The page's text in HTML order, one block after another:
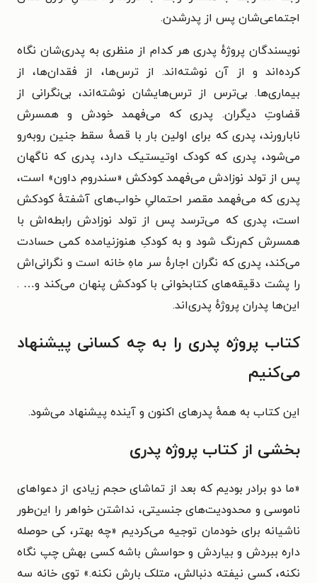
اجتماعی‌شان پس از پدرشدن.
نویسندگان پروژه‌ٔ پدری هر کدام از منظری به پدری‌شان نگاه
کرده‌اند و از آن نوشته‌اند. از ترس‌ها، از فقدان‌ها، از
بیماری‌ها. بی‌ترس از ترس‌هایشان نوشته‌اند، بی‌نگرانی از
قضاوتِ دیگران. پدری که می‌فهمد خودش و همسرش
نابارورند، پدری که برای اولین بار با قصه‌ٔ سقط جنین روبه‌رو
می‌شود، پدری که کودک اوتیستیک دارد، پدری که ناگهان
پس از تولد نوزادش می‌فهمد کودکش «سندروم داون» است،
پدری که می‌فهمد مقصر احتمالیِ خواب‌های آشفته‌ٔ کودکش
است، پدری که می‌ترسد پس از تولد نوزادش رابطه‌اش با
همسرش کم‌رنگ شود و به کودکِ هنوزنیامده کمی حسادت
می‌کند، پدری که نگران اجاره‌ٔ سر ماهِ خانه است و نگرانی‌اش
را پشت دقیقه‌های کتابخوانی با کودکش پنهان می‌کند و… .
این‌ها پدران پروژه‌ٔ پدری‌اند.
کتاب پروژه پدری را به چه کسانی پیشنهاد
می‌کنیم
این کتاب به همهٔ پدرهای اکنون و آینده پیشنهاد می‌شود.
بخشی از کتاب پروژه پدری
«ما دو برادر بودیم که بعد از تماشای حجم زیادی از دعواهای
ناموسی و محدودیت‌های جنسیتی، نداشتن خواهر را این‌طور
ناشیانه برای خودمان توجیه می‌کردیم «چه بهتر، کی حوصله
داره ببردش و بیاردش و حواسش باشه کسی بهش چپ نگاه
نکنه، کسی نیفته دنبالش، متلک بارش نکنه.» توی خانه سه